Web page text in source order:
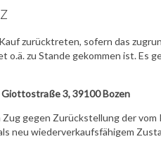
zurücktreten, sofern das
zu Stande gekommen ist. Es
3, 39100 Bozen
gegen Zurückstellung der vom
neu wiederverkaufsfähigem